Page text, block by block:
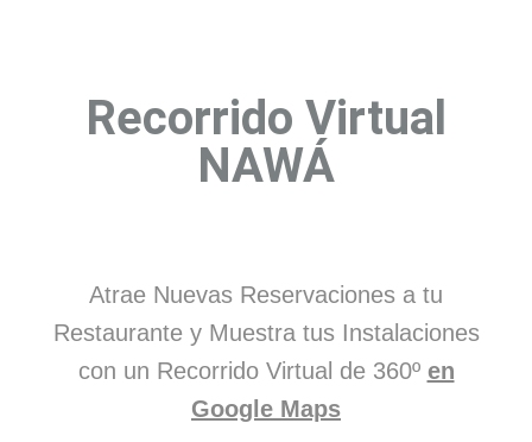
Recorrido Virtual
NAWÁ
Atrae Nuevas Reservaciones a tu
Restaurante y Muestra tus Instalaciones
con un Recorrido Virtual de 360º en
Google Maps